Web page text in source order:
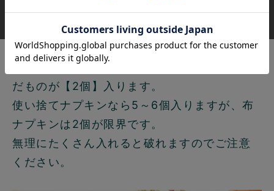
サイズ
チャック袋1枚に、ひし形レギュラーをたたん
だものが【2個】入ります。
使い捨てナプキンなら5～6個入りますが、布
ナプキンは2個が限界です。
無理にたくさん入れると破れますのでご注意
ください。